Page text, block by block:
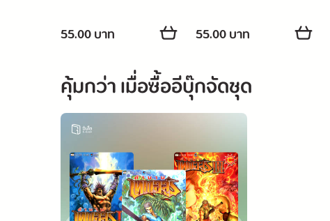
55.00 บาท
55.00 บาท
คุ้มกว่า เมื่อซื้ออีบุ๊กจัดชุด